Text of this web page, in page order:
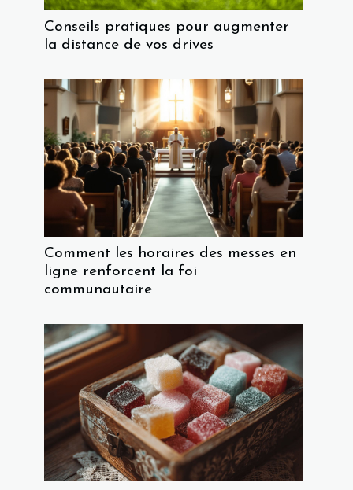
Conseils pratiques pour augmenter
la distance de vos drives
Comment les horaires des messes en
ligne renforcent la foi
communautaire